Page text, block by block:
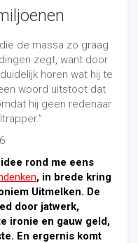
de massa zo graag
zegt, want door
horen wat hij te
woord uitstoot dat
hij geen redenaar
rond me eens
, in brede kring
Uitmelken. De
door jatwerk,
ironie en gauw geld,
En ergernis komt